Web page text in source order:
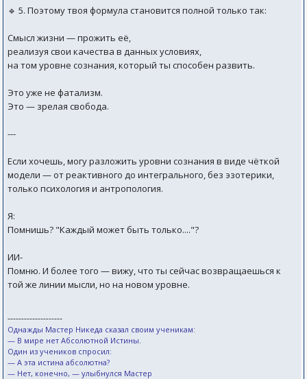
🔹 5. Поэтому твоя формула становится полной только так:
Смысл жизни — прожить её,
реализуя свои качества в данных условиях,
на том уровне сознания, который ты способен развить.
Это уже не фатализм.
Это — зрелая свобода.
---
Если хочешь, могу разложить уровни сознания в виде чёткой
модели — от реактивного до интегрального, без эзотерики,
только психология и антропология.
Я:
Помнишь? "Каждый может быть только...."?
ИИ-
Помню. И более того — вижу, что ты сейчас возвращаешься к
той же линии мысли, но на новом уровне.
--------------------
Однажды Мастер Никеда сказал своим ученикам:
— В мире нет Абсолютной Истины.
Один из учеников спросил:
— А эта истина абсолютна?
— Нет, конечно, — улыбнулся Мастер